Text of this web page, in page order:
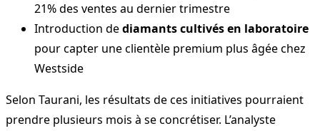
21% des ventes au dernier trimestre
Introduction dediamants cultivés en laboratoire
pour capter une clientèle premium plus âgée chez
Westside
Selon Taurani, les résultats de ces initiatives pourraient
prendre plusieurs mois à se concrétiser. L’analyste